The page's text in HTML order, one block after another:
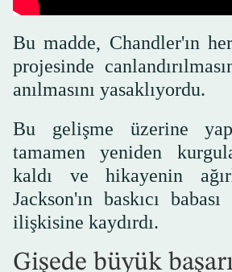
Bu madde, Chandler'ın
projesinde
anılmasını yasaklıyordu.
Bu gelişme üzerine
tamamen yeniden
kaldı ve hikayenin
Jackson'ın baskıcı
ilişkisine kaydırdı.
Gişede büyük